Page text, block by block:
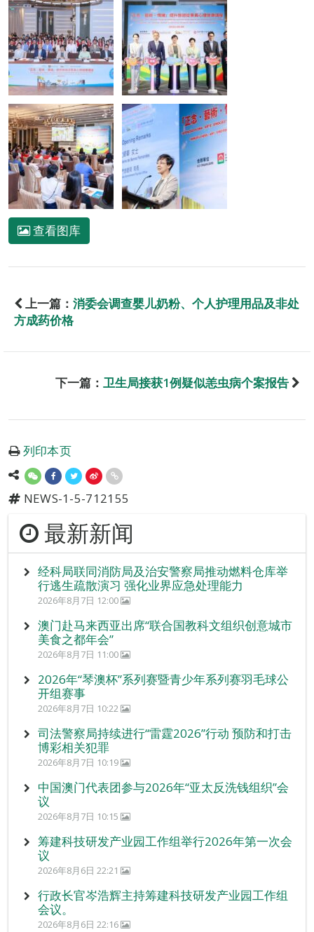
查看图库
上一篇： 消委会调查婴儿奶粉、个人护理用品及非处
方成药价格
下一篇： 卫生局接获1例疑似恙虫病个案报告
列印本页
NEWS-1-5-712155
最新新闻
经科局联同消防局及治安警察局推动燃料仓库举
行逃生疏散演习 强化业界应急处理能力
2026年8月7日 12:00
澳门赴马来西亚出席“联合国教科文组织创意城市
美食之都年会”
2026年8月7日 11:00
2026年“琴澳杯”系列赛暨青少年系列赛羽毛球公
开组赛事
2026年8月7日 10:22
司法警察局持续进行“雷霆2026”行动 预防和打击
博彩相关犯罪
2026年8月7日 10:19
中国澳门代表团参与2026年“亚太反洗钱组织”会
议
2026年8月7日 10:15
筹建科技研发产业园工作组举行2026年第一次会
议
2026年8月6日 22:21
行政长官岑浩辉主持筹建科技研发产业园工作组
会议。
2026年8月6日 22:16